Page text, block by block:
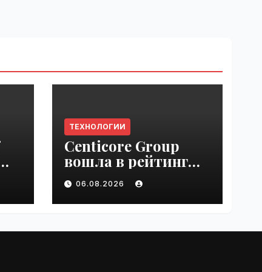
ТЕХНОЛОГИИ
Centicore Group
вошла в рейтинг
«CNews500:
Крупнейшие ИТ-
компании России» |
06.08.2026